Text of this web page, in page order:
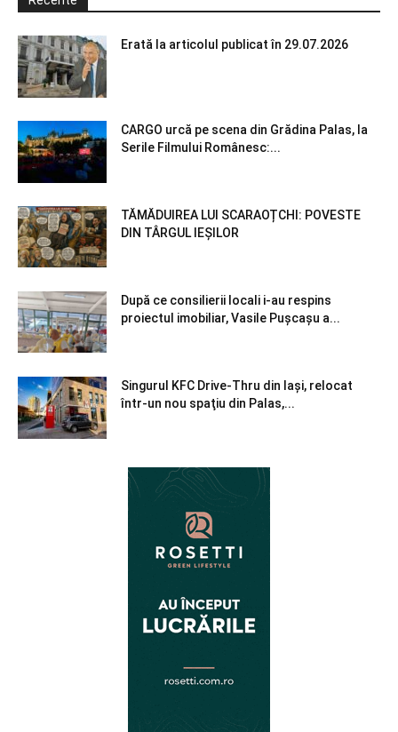
Erată la articolul publicat în 29.07.2026
CARGO urcă pe scena din Grădina Palas, la
Serile Filmului Românesc:...
TĂMĂDUIREA LUI SCARAOȚCHI: POVESTE
DIN TÂRGUL IEȘILOR
După ce consilierii locali i-au respins
proiectul imobiliar, Vasile Pușcașu a...
Singurul KFC Drive-Thru din Iași, relocat
într-un nou spaţiu din Palas,...